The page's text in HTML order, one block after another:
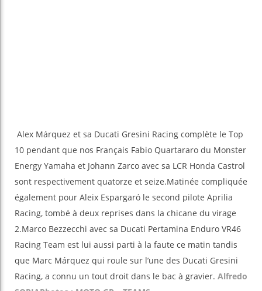
Alex Márquez et sa Ducati Gresini Racing complète le Top
10 pendant que nos Français Fabio Quartararo du Monster
Energy Yamaha et Johann Zarco avec sa LCR Honda Castrol
sont respectivement quatorze et seize.Matinée compliquée
également pour Aleix Espargaró le second pilote Aprilia
Racing, tombé à deux reprises dans la chicane du virage
2.Marco Bezzecchi avec sa Ducati Pertamina Enduro VR46
Racing Team est lui aussi parti à la faute ce matin tandis
que Marc Márquez qui roule sur l’une des Ducati Gresini
Racing, a connu un tout droit dans le bac à gravier. Alfredo